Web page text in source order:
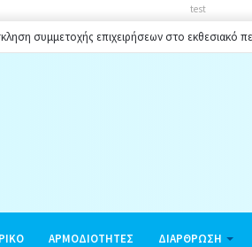
test
συμμετοχής επιχειρήσεων στο εκθεσιακό
ΑΡΜΟΔΙΟΤΗΤΕΣ ΔΙΑΡΘΡΩΣΗ